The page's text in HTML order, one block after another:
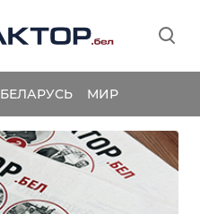
БЕЛАРУСЬ МИР